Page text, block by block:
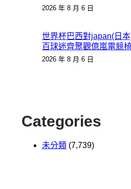
2026 年 8 月 6 日
世界杯巴西對japan(日
百球迷齊聚觀億嵐電競
2026 年 8 月 6 日
Categories
未分類 (7,739)